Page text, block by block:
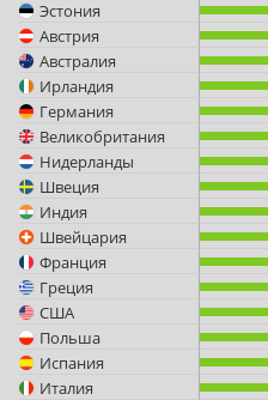
Эстония
Австрия
Австралия
Ирландия
Германия
Великобритания
Нидерланды
Швеция
Индия
Швейцария
Франция
Греция
США
Польша
Испания
Италия